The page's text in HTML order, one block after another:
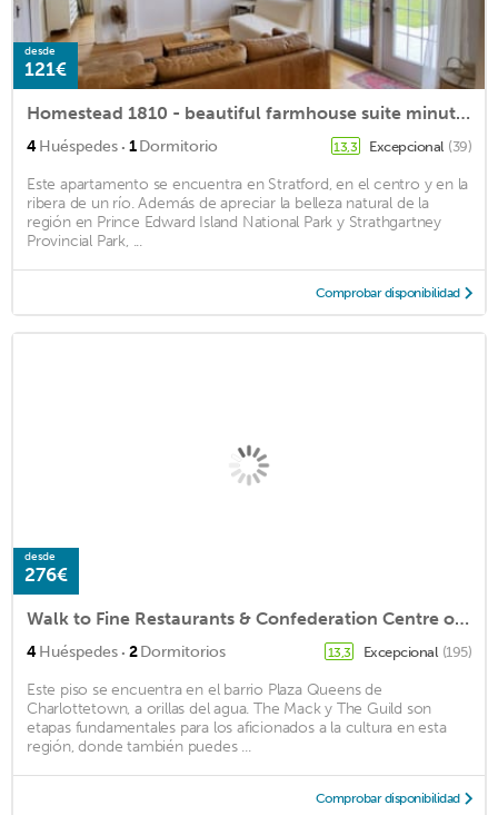
desde
121€
Homestead 1810 - beautiful farmhouse suite minutes from Charlottetown
4Huéspedes · 1Dormitorio 13,3 Excepcional (39)
Este apartamento se encuentra en Stratford, en el centro y en la
ribera de un río. Además de apreciar la belleza natural de la
región en Prince Edward Island National Park y Strathgartney
Provincial Park, ...
Comprobar disponibilidad
desde
276€
Walk to Fine Restaurants & Confederation Centre of The Arts.
4Huéspedes · 2Dormitorios 13,3 Excepcional (195)
Este piso se encuentra en el barrio Plaza Queens de
Charlottetown, a orillas del agua. The Mack y The Guild son
etapas fundamentales para los aficionados a la cultura en esta
región, donde también puedes ...
Comprobar disponibilidad